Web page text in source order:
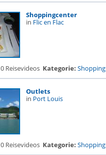
Shoppingcenter
in Flic en Flac
0 Reisevideos Kategorie: Shopping
Outlets
in Port Louis
0 Reisevideos Kategorie: Shopping